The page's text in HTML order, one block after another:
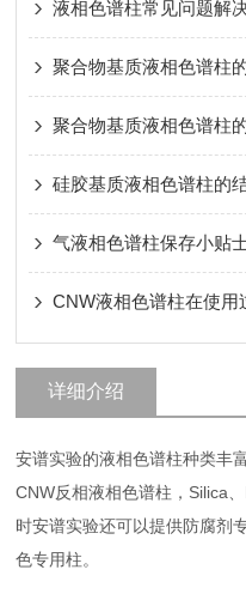
液相色谱柱常见问题解
聚合物基质液相色谱柱
聚合物基质液相色谱柱
硅胶基质液相色谱柱的
气液相色谱柱保存小贴
CNW液相色谱柱在使
详细介绍
安谱实验的液相色谱柱种类丰
CNW反相液相色谱柱，Silica
时安谱实验还可以提供防腐剂
色专用柱。